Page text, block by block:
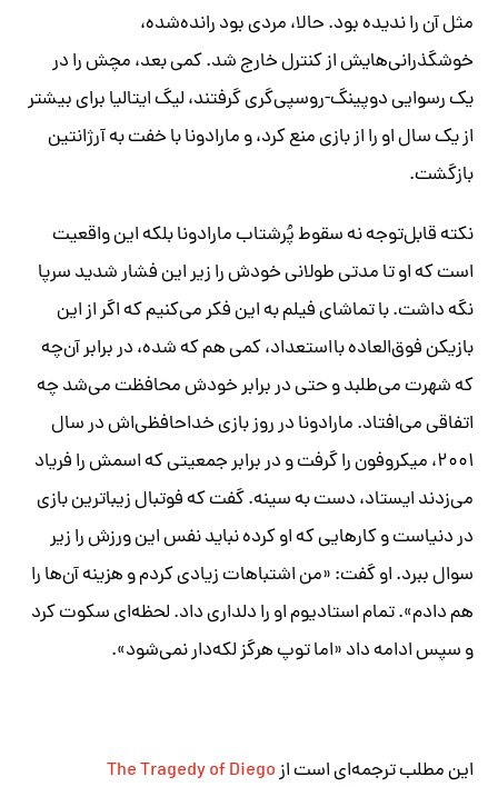
مثل آن را ندیده بود. حالا، مردی بود رانده‌شده،
خوشگذرانی‌هایش از کنترل خارج شد. کمی بعد، مچش را در
یک رسوایی دوپینگ-روسپی‌گری گرفتند، لیگ ایتالیا برای بیشتر
از یک سال او را از بازی منع کرد، و مارادونا با خفت به آرژانتین
بازگشت.
نکته قابل‌توجه نه سقوط پُرشتاب مارادونا بلکه این واقعیت
است که او تا مدتی طولانی خودش را زیر این فشار شدید سرپا
نگه داشت. با تماشای فیلم به این فکر می‌کنیم که اگر از این
بازیکن فوق‌العاده بااستعداد، کمی هم که شده، در برابر آن‌چه
که شهرت می‌طلبد و حتی در برابر خودش محافظت می‌شد چه
اتفاقی می‌افتاد. مارادونا در روز بازی خداحافظی‌اش در سال
۲۰۰۱، میکروفون را گرفت و در برابر جمعیتی که اسمش را فریاد
می‌زدند ایستاد، دست‌ به سینه. گفت که فوتبال زیباترین بازی
در دنیاست و کارهایی که او کرده نباید نفس این ورزش را زیر
سوال ببرد. او گفت: «من اشتباهات زیادی کردم و هزینه آن‌ها را
هم دادم». تمام استادیوم او را دلداری داد. لحظه‌ای سکوت کرد
و سپس ادامه داد «اما توپ هرگز لکه‌دار نمی‌شود».
این مطلب ترجمه‌ای است ازThe Tragedy of Diego